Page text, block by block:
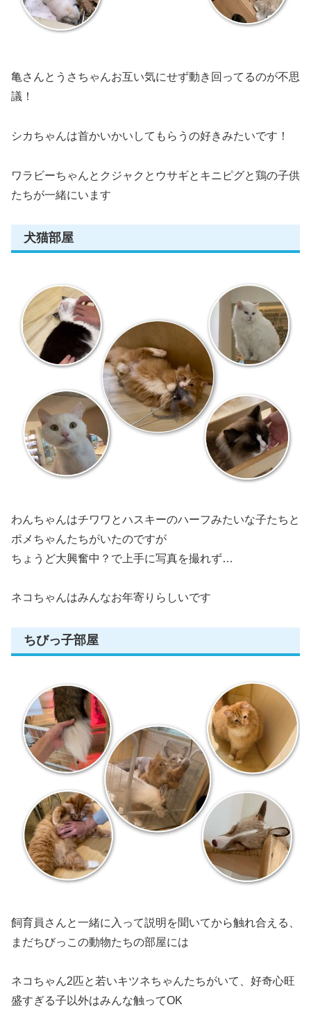
亀さんとうさちゃんお互い気にせず動き回ってるのが不思
議！
シカちゃんは首かいかいしてもらうの好きみたいです！
ワラビーちゃんとクジャクとウサギとキニピグと鶏の子供
たちが一緒にいます
犬猫部屋
わんちゃんはチワワとハスキーのハーフみたいな子たちと
ポメちゃんたちがいたのですが
ちょうど大興奮中？で上手に写真を撮れず…
ネコちゃんはみんなお年寄りらしいです
ちびっ子部屋
飼育員さんと一緒に入って説明を聞いてから触れ合える、
まだちびっこの動物たちの部屋には
ネコちゃん2匹と若いキツネちゃんたちがいて、好奇心旺
盛すぎる子以外はみんな触ってOK